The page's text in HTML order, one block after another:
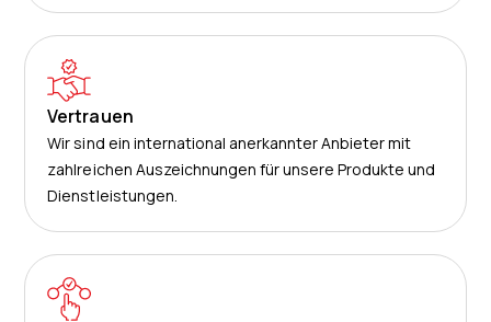
Vertrauen
Wir sind ein international anerkannter Anbieter mit
zahlreichen Auszeichnungen für unsere Produkte und
Dienstleistungen.